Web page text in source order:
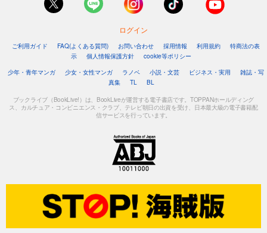
ログイン
ご利用ガイド FAQ(よくある質問) お問い合わせ 採用情報 利用規約
特商法の表
示
個人情報保護方針
cookie等ポリシー
少年・青年マンガ
少女・女性マンガ ラノベ 小説・文芸 ビジネス・実用
雑誌・写
真集
TL BL
ブックライブ（BookLive!）は、BookLiveが運営する電子書店です。TOPPANホールディング
ス、カルチュア・コンビニエンス・クラブ、テレビ朝日の出資を受け、日本最大級の電子書籍配
信サービスを行っています。